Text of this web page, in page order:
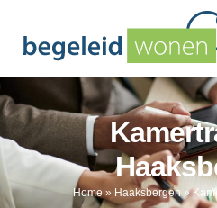
Home» Haaksbergen»